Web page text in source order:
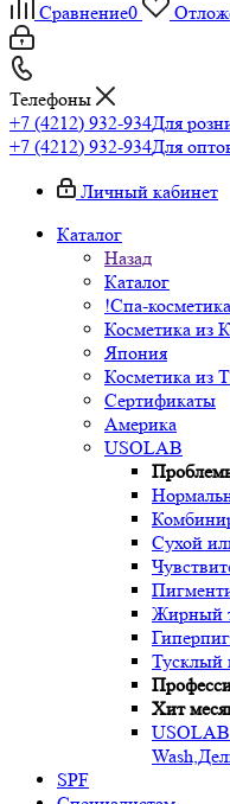
Сравнение0
Телефоны
+7 (4212) 932-934Для
+7 (4212) 932-934Для
Личный кабинет
Каталог
Назад
Каталог
!Спа-
Косметика из
Япония
Косметика из
Сертификаты
Америка
USOLAB
Сухой
Жирный
Тусклый
Хит
USOLAB
SPF